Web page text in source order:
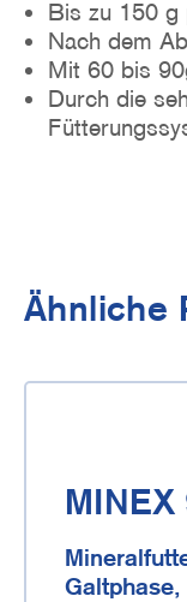
Bis zu 150 g
Nach dem
Mit 60 bis
Durch die
Ähnliche